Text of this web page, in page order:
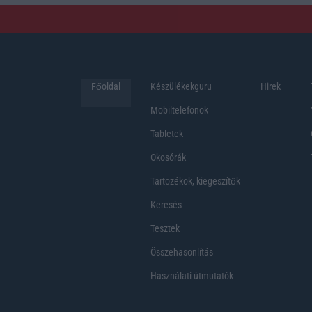
Főoldal Készülékekguru
Mobiltelefonok
Tabletek
Okosórák
Tartozékok, kiegeszítők
Keresés
Tesztek
Összehasonlítás
Használati útmutatók
Hirek